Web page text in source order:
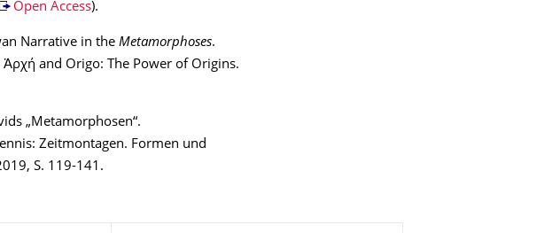
Open Access).
Narrative in the Metamorphoses.
and Origo: The Power of Origins.
„Metamorphosen“.
Zeitmontagen. Formen und
S. 119-141.